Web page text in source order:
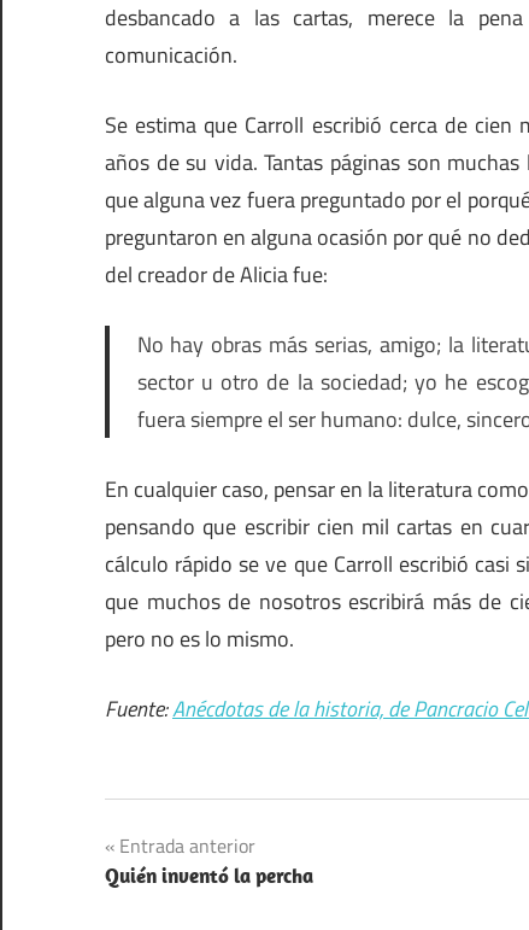
desbancado a las cartas, merece la
comunicación.
Se estima que Carroll escribió cerca de
años de su vida. Tantas páginas son
que alguna vez fuera preguntado por el
preguntaron en alguna ocasión por qué no
del creador de Alicia fue:
No hay obras más serias, amigo; la
sector u otro de la sociedad; yo he
fuera siempre el ser humano: dulce,
En cualquier caso, pensar en la literatura
pensando que escribir cien mil cartas en
cálculo rápido se ve que Carroll escribió casi
que muchos de nosotros escribirá más de
pero no es lo mismo.
Fuente:Anécdotas de la historia, de Pancracio
Navegación
de
Entrada anterior
Quién inventó la percha